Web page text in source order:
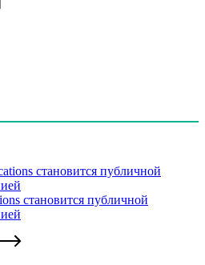
становится публичной